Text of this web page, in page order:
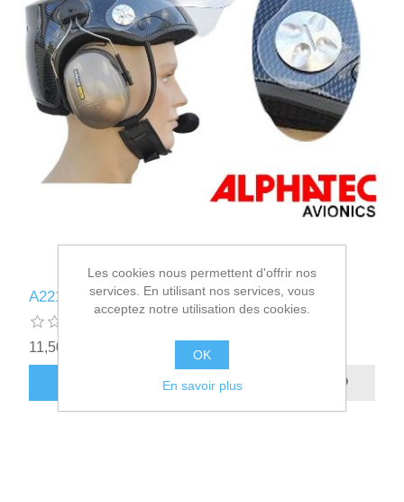
A221151 - VIS VISIERE FALCON
11,50€ HT
AJOUTER AU PANIER
Les cookies nous permettent d'offrir nos
services. En utilisant nos services, vous
acceptez notre utilisation des cookies.
OK
En savoir plus